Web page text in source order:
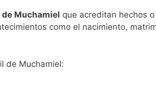
Muchamiel que acreditan hechos
como el nacimiento,
de Muchamiel: